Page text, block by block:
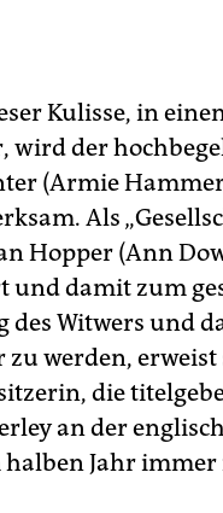
Kulisse, in
wird der
(Armie
Als
Hopper (Ann
und damit zum
des Witwers und
zu werden,
die
an der
Jahr immer